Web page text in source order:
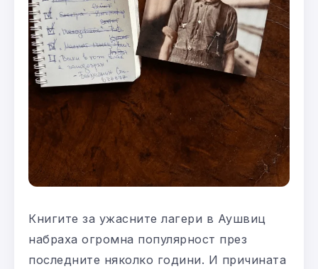
Книгите за ужасните лагери в Аушвиц
набраха огромна популярност през
последните няколко години. И причината